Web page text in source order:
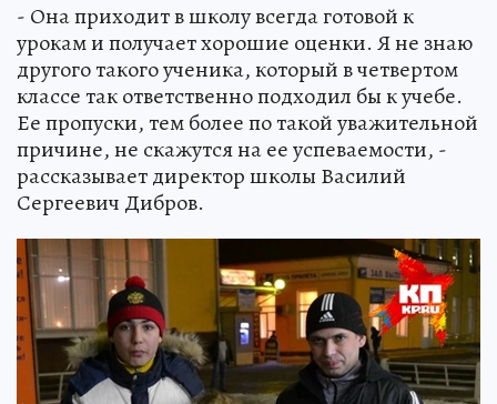
- Она приходит в школу всегда готовой к
урокам и получает хорошие оценки. Я не знаю
другого такого ученика, который в четвертом
классе так ответственно подходил бы к учебе.
Ее пропуски, тем более по такой уважительной
причине, не скажутся на ее успеваемости, -
рассказывает директор школы Василий
Сергеевич Дибров.